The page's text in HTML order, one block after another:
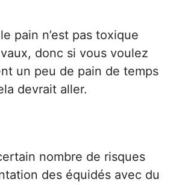
pain n’est pas toxique
donc si vous voulez
un peu de pain de temps
devrait aller.
nombre de risques
des équidés avec du